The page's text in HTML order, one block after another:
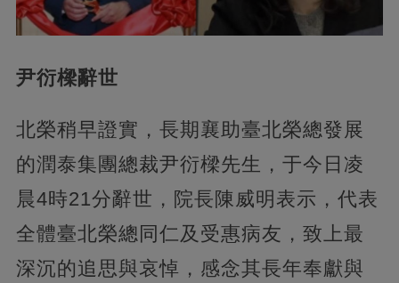
尹衍樑辭世
北榮稍早證實，長期襄助臺北榮總發展
的潤泰集團總裁尹衍樑先生，于今日凌
晨4時21分辭世，院長陳威明表示，代表
全體臺北榮總同仁及受惠病友，致上最
深沉的追思與哀悼，感念其長年奉獻與